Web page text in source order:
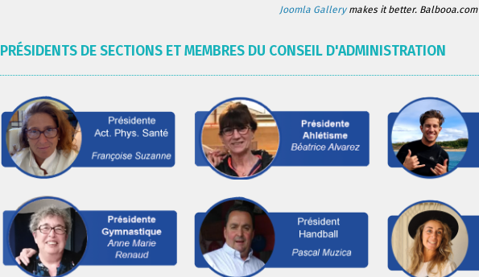
Joomla Gallerymakes it better. Balbooa.com
PRÉSIDENTS DE SECTIONS ET MEMBRES DU CONSEIL D'ADMINISTRATION